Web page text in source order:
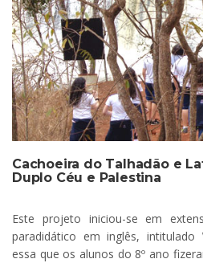
Cachoeira do Talhadão e
Duplo Céu e Palestina
Este projeto iniciou-se em
paradidático em inglês, intitulado
essa que os alunos do 8º ano